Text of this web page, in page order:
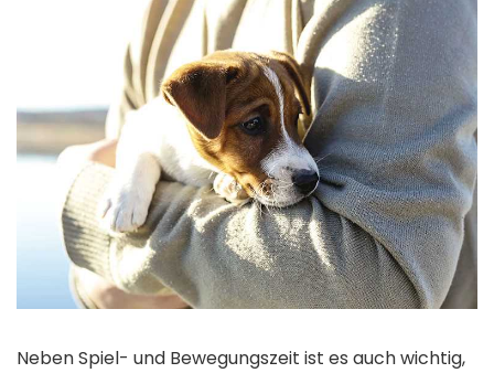
Neben Spiel- und Bewegungszeit ist es auch wichtig,